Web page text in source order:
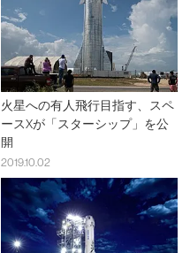
火星への有人飛行目指す、スペ
ースXが「スターシップ」を公
開
2019.10.02